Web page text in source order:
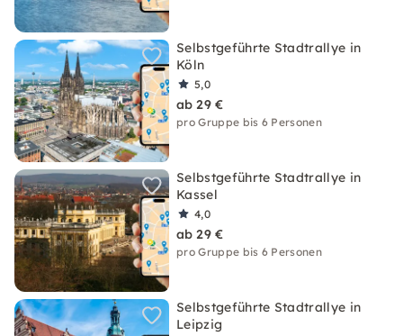
Selbstgeführte Stadtrallye in
Köln
5,0
ab 29 €
pro Gruppe bis 6 Personen
Selbstgeführte Stadtrallye in
Kassel
4,0
ab 29 €
pro Gruppe bis 6 Personen
Selbstgeführte Stadtrallye in
Leipzig